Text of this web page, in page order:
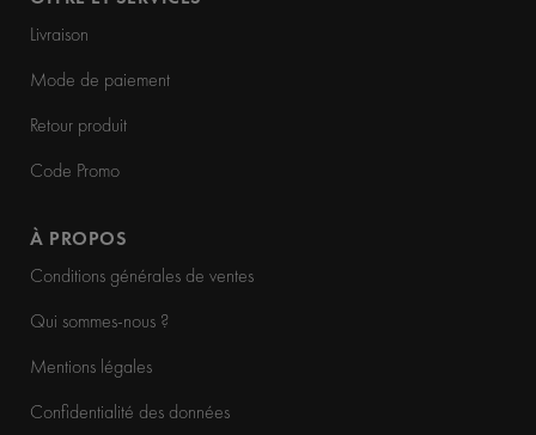
Livraison
Mode de paiement
Retour produit
Code Promo
À PROPOS
Conditions générales de ventes
Qui sommes-nous ?
Mentions légales
Confidentialité des données